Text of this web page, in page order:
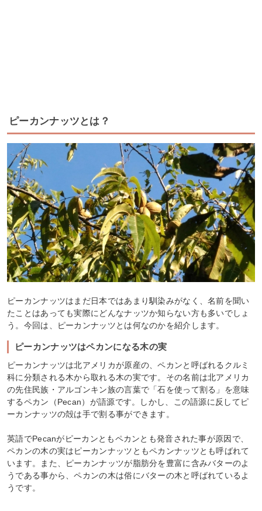
ピーカンナッツとは？
ピーカンナッツはまだ日本ではあまり馴染みがなく、名前を聞い
たことはあっても実際にどんなナッツか知らない方も多いでしょ
う。今回は、ピーカンナッツとは何なのかを紹介します。
ピーカンナッツはペカンになる木の実
ピーカンナッツは北アメリカが原産の、ペカンと呼ばれるクルミ
科に分類される木から取れる木の実です。その名前は北アメリカ
の先住民族・アルゴンキン族の言葉で「石を使って割る」を意味
するペカン（Pecan）が語源です。しかし、この語源に反してピ
ーカンナッツの殻は手で割る事ができます。
英語でPecanがピーカンともペカンとも発音された事が原因で、
ペカンの木の実はピーカンナッツともペカンナッツとも呼ばれて
います。また、ピーカンナッツが脂肪分を豊富に含みバターのよ
うである事から、ペカンの木は俗にバターの木と呼ばれているよ
うです。